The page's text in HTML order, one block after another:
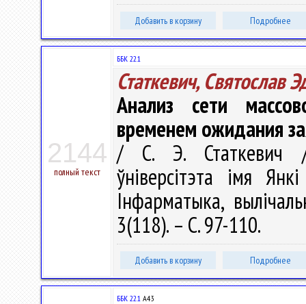
Добавить в корзину Подробнее
2144
полный текст
ББК 22.1
Статкевич, Святослав
Анализ сети
временем ожидания
/ С. Э. Статкевич //
ўніверсітэта імя
Інфарматыка,
3(118). – С. 97-110.
Добавить в корзину Подробнее
ББК 22.1 А43